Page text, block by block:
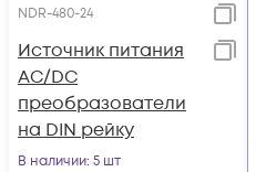
NDR-480-24
Источник питания
AC/DC
преобразователи
на DIN рейку
В наличии: 5 шт